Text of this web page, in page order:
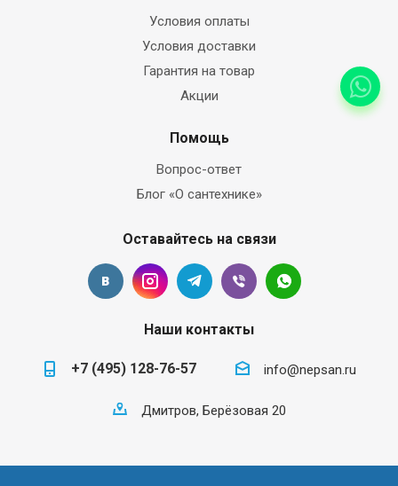
Условия оплаты
Условия доставки
Гарантия на товар
Акции
Помощь
Вопрос-ответ
Блог «О сантехнике»
Оставайтесь на связи
Наши контакты
+7 (495) 128-76-57 info@nepsan.ru
Дмитров, Берёзовая 20